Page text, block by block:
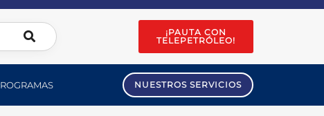
¡PAUTA CON
TELEPETRÓLEO!
NUESTROS SERVICIOS